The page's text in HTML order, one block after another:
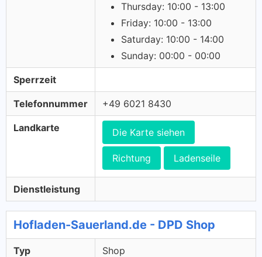
Thursday: 10:00 - 13:00
Friday: 10:00 - 13:00
Saturday: 10:00 - 14:00
Sunday: 00:00 - 00:00
Sperrzeit
Telefonnummer +49 6021 8430
Landkarte Die Karte siehen
Richtung Ladenseile
Dienstleistung
Hofladen-Sauerland.de - DPD Shop
Typ Shop